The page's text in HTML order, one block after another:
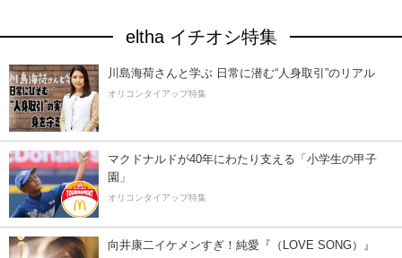
eltha イチオシ特集
川島海荷さんと学ぶ 日常に潜む“人身取引”のリアル
オリコンタイアップ特集
マクドナルドが40年にわたり支える「小学生の甲子
園」
オリコンタイアップ特集
向井康二イケメンすぎ！純愛『（LOVE SONG）』